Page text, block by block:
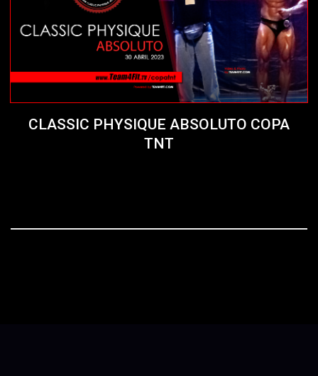
CLASSIC PHYSIQUE ABSOLUTO COPA
TNT